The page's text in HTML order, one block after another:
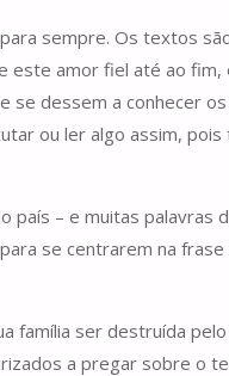
sempre. Os textos
este amor fiel até ao
se dessem a conhecer
ou ler algo assim,
– e muitas palavras
se centrarem na
família ser destruída
a pregar sobre o